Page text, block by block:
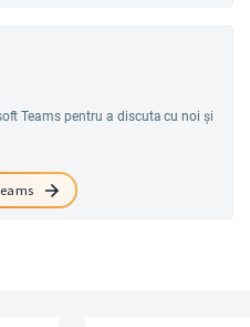
Teams pentru a discuta cu noi și